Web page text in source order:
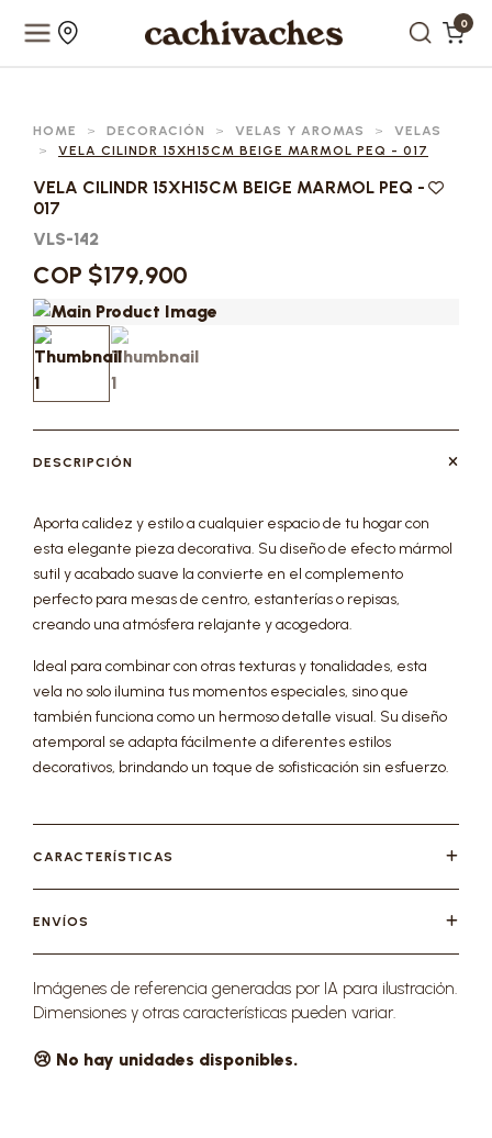
0
HOME > DECORACIÓN > VELAS Y AROMAS >
VELAS
>
VELA CILINDR 15XH15CM BEIGE MARMOL PEQ - 017
VELA CILINDR 15XH15CM BEIGE MARMOL PEQ -
017
VLS-142
COP $179,900
DESCRIPCIÓN
Aporta calidez y estilo a cualquier espacio de tu hogar con
esta elegante pieza decorativa. Su diseño de efecto mármol
sutil y acabado suave la convierte en el complemento
perfecto para mesas de centro, estanterías o repisas,
creando una atmósfera relajante y acogedora.
Ideal para combinar con otras texturas y tonalidades, esta
vela no solo ilumina tus momentos especiales, sino que
también funciona como un hermoso detalle visual. Su diseño
atemporal se adapta fácilmente a diferentes estilos
decorativos, brindando un toque de sofisticación sin esfuerzo.
CARACTERÍSTICAS
ENVÍOS
Imágenes de referencia generadas por IA para ilustración.
Dimensiones y otras características pueden variar.
😢 No hay unidades disponibles.